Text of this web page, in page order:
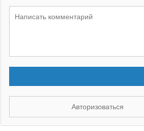
Авторизоваться